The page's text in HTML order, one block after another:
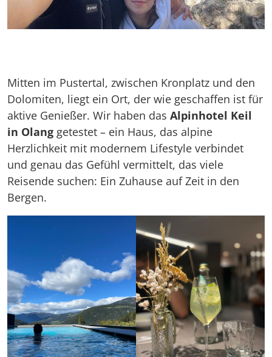
Mitten im Pustertal, zwischen Kronplatz und den
Dolomiten, liegt ein Ort, der wie geschaffen ist für
aktive Genießer. Wir haben das Alpinhotel Keil
in Olang getestet – ein Haus, das alpine
Herzlichkeit mit modernem Lifestyle verbindet
und genau das Gefühl vermittelt, das viele
Reisende suchen: Ein Zuhause auf Zeit in den
Bergen.